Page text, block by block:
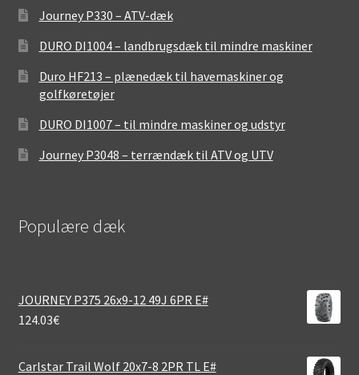
Journey P330 – ATV-dæk
DURO DI1004 – landbrugsdæk til mindre maskiner
Duro HF213 – plænedæk til havemaskiner og
golfkøretøjer
DURO DI1007 – til mindre maskiner og udstyr
Journey P3048 – terrændæk til ATV og UTV
Populære dæk
JOURNEY P375 26x9-12 49J 6PR E#
124.03€
Carlstar Trail Wolf 20x7-8 2PR TL E#